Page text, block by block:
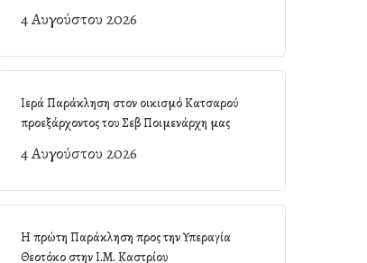
4 Αυγούστου 2026
Ιερά Παράκληση στον οικισμό Κατσαρού
προεξάρχοντος του Σεβ Ποιμενάρχη μας
4 Αυγούστου 2026
Η πρώτη Παράκληση προς την Υπεραγία
Θεοτόκο στην Ι.Μ. Καστρίου